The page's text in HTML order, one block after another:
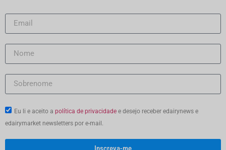
Eu li e aceito a política de privacidade e desejo receber edairynews e
edairymarket newsletters por e-mail.